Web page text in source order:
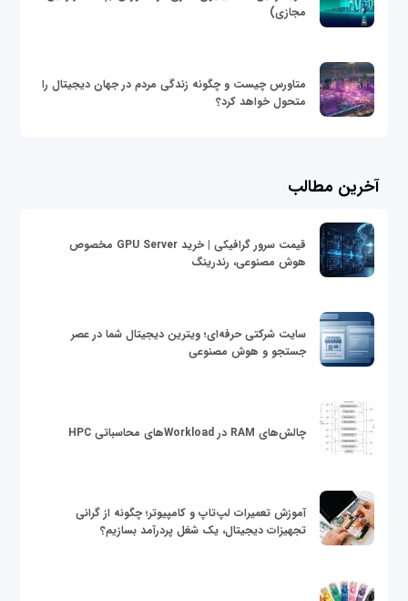
مجازی)
متاورس چیست و چگونه زندگی مردم در جهان دیجیتال را
متحول خواهد کرد؟
آخرین مطالب
قیمت سرور گرافیکی | خرید GPU Server مخصوص
هوش مصنوعی، رندرینگ
سایت شرکتی حرفه‌ای؛ ویترین دیجیتال شما در عصر
جستجو و هوش مصنوعی
چالش‌های RAM در Workloadهای محاسباتی HPC
آموزش تعمیرات لپ‌تاپ و کامپیوتر؛ چگونه از گرانی
تجهیزات دیجیتال، یک شغل پردرآمد بسازیم؟